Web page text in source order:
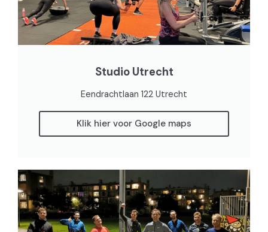
Studio Utrecht
Eendrachtlaan 122 Utrecht
Klik hier voor Google maps